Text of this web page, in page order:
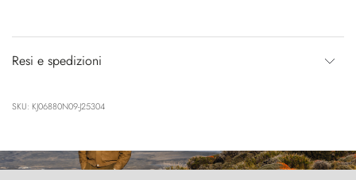
Resi e spedizioni
SKU: KJ06880N09-J25304